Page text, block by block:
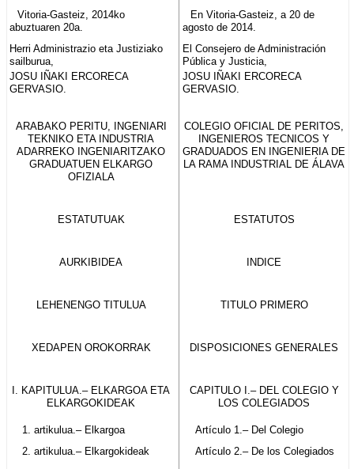
Vitoria-Gasteiz, 2014ko
abuztuaren 20a.
En Vitoria-Gasteiz, a 20 de
agosto de 2014.
Herri Administrazio eta Justiziako
sailburua,
El Consejero de Administración
Pública y Justicia,
JOSU IÑAKI ERCORECA
GERVASIO.
JOSU IÑAKI ERCORECA
GERVASIO.
ARABAKO PERITU, INGENIARI
TEKNIKO ETA INDUSTRIA
ADARREKO INGENIARITZAKO
GRADUATUEN ELKARGO
OFIZIALA
COLEGIO OFICIAL DE PERITOS,
INGENIEROS TECNICOS Y
GRADUADOS EN INGENIERIA DE
LA RAMA INDUSTRIAL DE ÁLAVA
ESTATUTUAK ESTATUTOS
AURKIBIDEA INDICE
LEHENENGO TITULUA TITULO PRIMERO
XEDAPEN OROKORRAK DISPOSICIONES GENERALES
I. KAPITULUA.– ELKARGOA ETA
ELKARGOKIDEAK
CAPITULO I.– DEL COLEGIO Y
LOS COLEGIADOS
1. artikulua.– Elkargoa
Artículo 1.– Del Colegio
2. artikulua.– Elkargokideak
Artículo 2.– De los Colegiados